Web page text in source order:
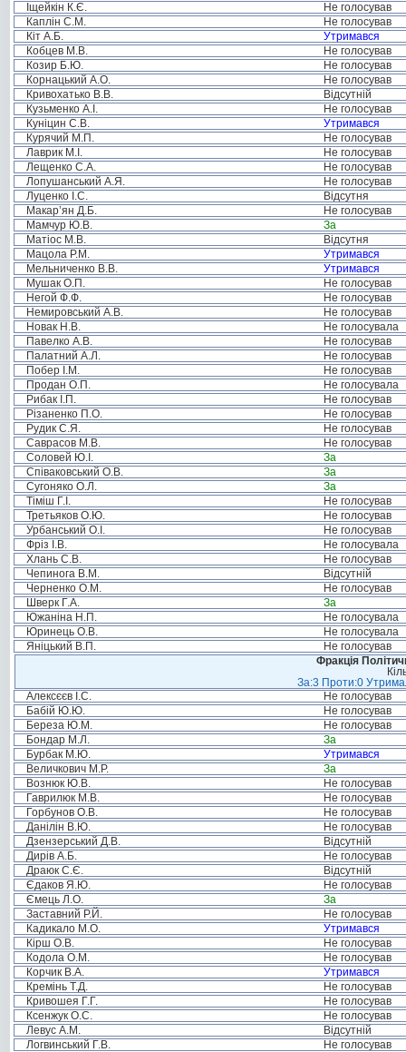
Іщейкін К.Є.
Не голосував
Каплін С.М.
Не голосував
Кіт А.Б.
Утримався
Кобцев М.В.
Не голосував
Козир Б.Ю.
Не голосував
Корнацький А.О.
Не голосував
Кривохатько В.В.
Відсутній
Кузьменко А.І.
Не голосував
Куніцин С.В.
Утримався
Курячий М.П.
Не голосував
Лаврик М.І.
Не голосував
Лещенко С.А.
Не голосував
Лопушанський А.Я.
Не голосував
Луценко І.С.
Відсутня
Макар’ян Д.Б.
Не голосував
Мамчур Ю.В.
За
Матіос М.В.
Відсутня
Мацола Р.М.
Утримався
Мельниченко В.В.
Утримався
Мушак О.П.
Не голосував
Негой Ф.Ф.
Не голосував
Немировський А.В.
Не голосував
Новак Н.В.
Не голосувала
Павелко А.В.
Не голосував
Палатний А.Л.
Не голосував
Побер І.М.
Не голосував
Продан О.П.
Не голосувала
Рибак І.П.
Не голосував
Різаненко П.О.
Не голосував
Рудик С.Я.
Не голосував
Саврасов М.В.
Не голосував
Соловей Ю.І.
За
Співаковський О.В.
За
Сугоняко О.Л.
За
Тіміш Г.І.
Не голосував
Третьяков О.Ю.
Не голосував
Урбанський О.І.
Не голосував
Фріз І.В.
Не голосувала
Хлань С.В.
Не голосував
Чепинога В.М.
Відсутній
Черненко О.М.
Не голосував
Шверк Г.А.
За
Южаніна Н.П.
Не голосувала
Юринець О.В.
Не голосувала
Яніцький В.П.
Не голосував
Фракція
За:3 Проти:0
Алексєєв І.С.
Не голосував
Бабій Ю.Ю.
Не голосував
Береза Ю.М.
Не голосував
Бондар М.Л.
За
Бурбак М.Ю.
Утримався
Величкович М.Р.
За
Вознюк Ю.В.
Не голосував
Гаврилюк М.В.
Не голосував
Горбунов О.В.
Не голосував
Данілін В.Ю.
Не голосував
Дзензерський Д.В.
Відсутній
Дирів А.Б.
Не голосував
Драюк С.Є.
Відсутній
Єдаков Я.Ю.
Не голосував
Ємець Л.О.
За
Заставний Р.Й.
Не голосував
Кадикало М.О.
Утримався
Кірш О.В.
Не голосував
Кодола О.М.
Не голосував
Корчик В.А.
Утримався
Кремінь Т.Д.
Не голосував
Кривошея Г.Г.
Не голосував
Ксенжук О.С.
Не голосував
Левус А.М.
Відсутній
Логвинський Г.В.
Не голосував